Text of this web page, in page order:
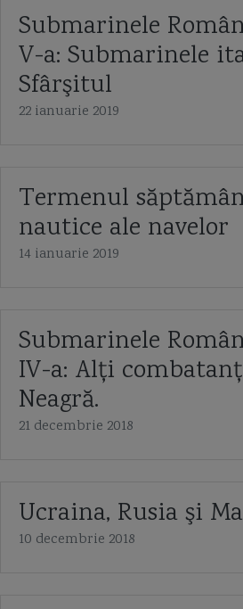
Submarinele
V-a: Submarinele
Sfârşitul
22 ianuarie 2019
Termenul
nautice ale navelor
14 ianuarie 2019
Submarinele
IV-a: Alţi
Neagră.
21 decembrie 2018
Ucraina, Rusia şi
10 decembrie 2018